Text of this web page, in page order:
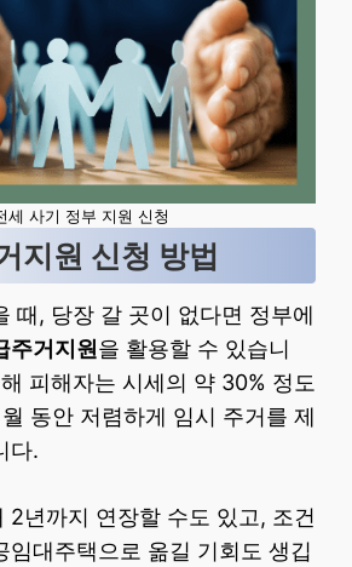
세 사기 정부 지원 신청
지원 신청 방법
때, 당장 갈 곳이 없다면 정부에
주거지원을 활용할 수 있습니
피해자는 시세의 약 30% 정도
동안 저렴하게 임시 주거를 제
다.
2년까지 연장할 수도 있고, 조건
임대주택으로 옮길 기회도 생깁